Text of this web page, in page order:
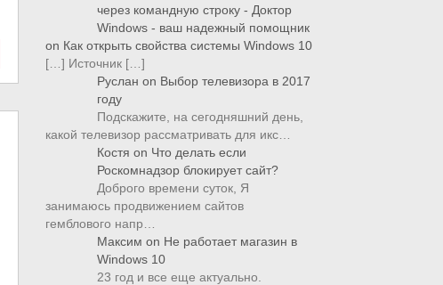
через командную строку - Доктор
Windows - ваш надежный помощник
on Как открыть свойства системы Windows 10
[…] Источник […]
Руслан on Выбор телевизора в 2017
году
Подскажите, на сегодняшний день,
какой телевизор рассматривать для икс…
Костя on Что делать если
Роскомнадзор блокирует сайт?
Доброго времени суток, Я
занимаюсь продвижением сайтов
гемблового напр…
Максим on Не работает магазин в
Windows 10
23 год и все еще актуально.